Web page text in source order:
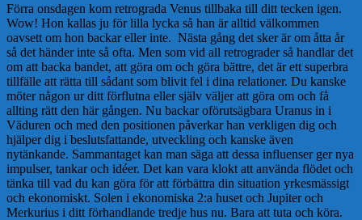
Förra onsdagen kom retrograda Venus tillbaka till ditt tecken igen.
Wow! Hon kallas ju för lilla lycka så han är alltid välkommen
oavsett om hon backar eller inte. Nästa gång det sker är om åtta år
så det händer inte så ofta. Men som vid all retrograder så handlar det
om att backa bandet, att göra om och göra bättre, det är ett superbra
tillfälle att rätta till sådant som blivit fel i dina relationer. Du kanske
möter någon ur ditt förflutna eller själv väljer att göra om och få
allting rätt den här gången. Nu backar oförutsägbara Uranus in i
Väduren och med den positionen påverkar han verkligen dig och
hjälper dig i beslutsfattande, utveckling och kanske även
nytänkande. Sammantaget kan man säga att dessa influenser ger nya
impulser, tankar och idéer. Det kan vara klokt att använda flödet och
tänka till vad du kan göra för att förbättra din situation yrkesmässigt
och ekonomiskt. Solen i ekonomiska 2:a huset och Jupiter och
Merkurius i ditt förhandlande tredje hus nu. Bara att tuta och köra.